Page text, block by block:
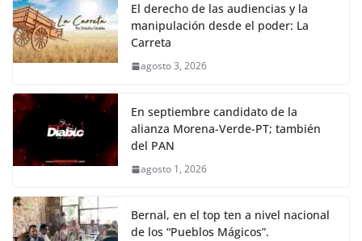
El derecho de las audiencias y la
manipulación desde el poder: La
Carreta
agosto 3, 2026
En septiembre candidato de la
alianza Morena-Verde-PT; también
del PAN
agosto 1, 2026
Bernal, en el top ten a nivel nacional
de los “Pueblos Mágicos”.